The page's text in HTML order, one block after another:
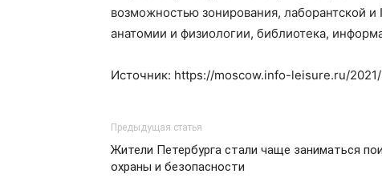
возможностью зонирования, лаборантской
анатомии и физиологии, библиотека,
Источник: https://moscow.info-leisure.ru/
Предыдущая статья
Жители Петербурга стали чаще заниматься
охраны и безопасности